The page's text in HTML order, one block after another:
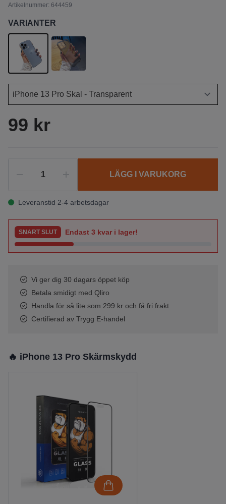
Artikelnummer: 644459
VARIANTER
99 kr
LÄGG I VARUKORG
Leveranstid 2-4 arbetsdagar
SNART SLUT Endast 3 kvar i lager!
Vi ger dig 30 dagars öppet köp
Betala smidigt med Qliro
Handla för så lite som 299 kr och få fri frakt
Certifierad av Trygg E-handel
🔥 iPhone 13 Pro Skärmskydd